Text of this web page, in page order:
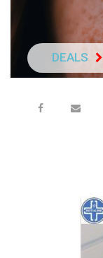
DEALS